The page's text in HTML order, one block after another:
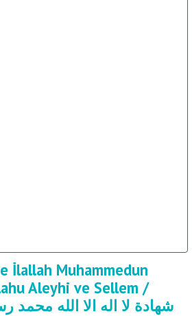
İlallah Muhammedun
Aleyhi ve Sellem /
شهادة لا اله الا الله محمد